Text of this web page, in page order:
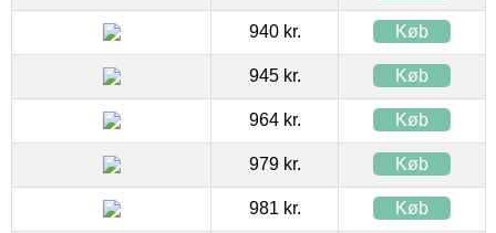
940 kr. Køb
945 kr. Køb
964 kr. Køb
979 kr. Køb
981 kr. Køb